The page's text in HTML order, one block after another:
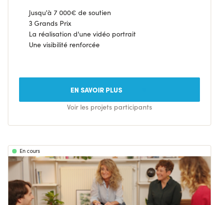
Jusqu'à 7 000€ de soutien
3 Grands Prix
La réalisation d'une vidéo portrait
Une visibilité renforcée
EN SAVOIR PLUS
Voir les projets participants
En cours